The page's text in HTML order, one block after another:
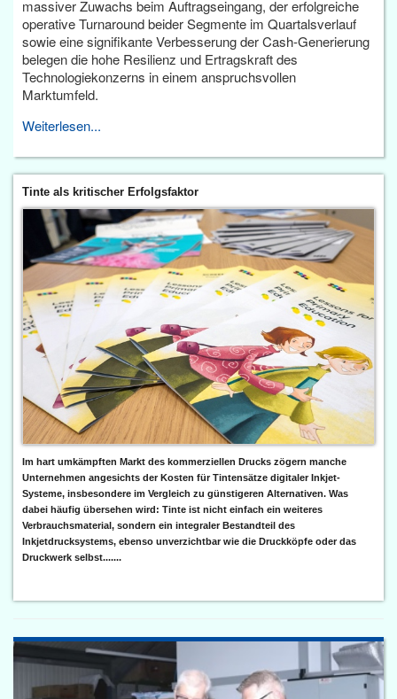
massiver Zuwachs beim Auftragseingang, der erfolgreiche
operative Turnaround beider Segmente im Quartalsverlauf
sowie eine signifikante Verbesserung der Cash-Generierung
belegen die hohe Resilienz und Ertragskraft des
Technologiekonzerns in einem anspruchsvollen
Marktumfeld.
Weiterlesen...
Tinte als kritischer Erfolgsfaktor
Im hart umkämpften Markt des kommerziellen Drucks zögern manche
Unternehmen angesichts der Kosten für Tintensätze digitaler Inkjet-
Systeme, insbesondere im Vergleich zu günstigeren Alternativen. Was
dabei häufig übersehen wird: Tinte ist nicht einfach ein weiteres
Verbrauchsmaterial, sondern ein integraler Bestandteil des
Inkjetdrucksystems, ebenso unverzichtbar wie die Druckköpfe oder das
Druckwerk selbst.......